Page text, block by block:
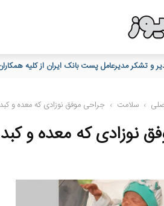
و تشکر مدیرعامل پست بانک ایران از کلیه همکاران
› سلامت › جراحی موفق نوزادی که معده و
نوزادی که معده و